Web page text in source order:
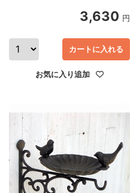
3,630 円
カートに入れる
お気に入り追加